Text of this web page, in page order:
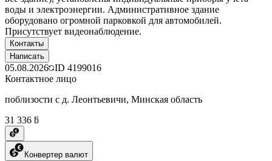
воды и электроэнергии. Административное здание
оборудовано огромной парковкой для автомобилей.
Присутствует видеонаблюдение.
Контакты
Написать
05.08.2026 ID 4199016
Контактное лицо
поблизости с д. Леонтьевичи, Минская область
31 336 ƃ
Конвертер валют